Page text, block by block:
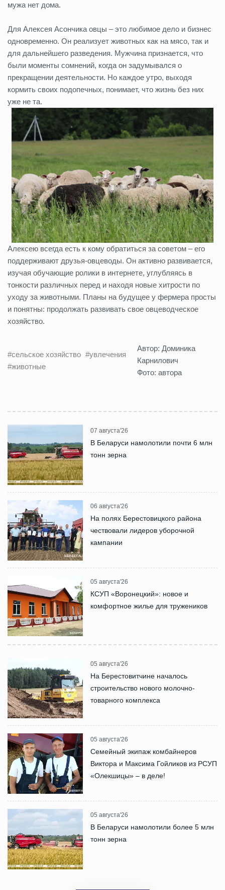
мужа нет дома.
Для Алексея Асончика овцы – это любимое дело и бизнес
одновременно. Он реализует животных как на мясо, так и
для дальнейшего разведения. Мужчина признается, что
были моменты сомнений, когда он задумывался о
прекращении деятельности. Но каждое утро, выходя
кормить своих подопечных, понимает, что жизнь без них
уже не та.
Алексею всегда есть к кому обратиться за советом – его
поддерживают друзья-овцеводы. Он активно развивается,
изучая обучающие ролики в интернете, углубляясь в
тонкости различных перед и находя новые хитрости по
уходу за животными. Планы на будущее у фермера просты
и понятны: продолжать развивать свое овцеводческое
хозяйство.
#сельское хозяйство #увлечения
#животные
Автор: Доминика
Карнилович
Фото: автора
07 августа'26
В Беларуси намолотили почти 6 млн
тонн зерна
06 августа'26
На полях Берестовицкого района
чествовали лидеров уборочной
кампании
05 августа'26
КСУП «Воронецкий»: новое и
комфортное жилье для тружеников
05 августа'26
На Берестовитчине началось
строительство нового молочно-
товарного комплекса
05 августа'26
Семейный экипаж комбайнеров
Виктора и Максима Гойликов из РСУП
«Олекшицы» – в деле!
05 августа'26
В Беларуси намолотили более 5 млн
тонн зерна